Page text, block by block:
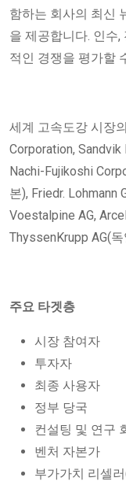
함하는 회사의 최신
을 제공합니다. 인수
적인 경쟁을 평가할
세계 고속도강 시장
Corporation,
Nachi-Fujikoshi
본), Friedr. Lohmann
Voestalpine AG,
ThyssenKrupp AG(독
주요 타겟층
시장 참여자
투자자
최종 사용자
정부 당국
컨설팅 및 연구
벤처 자본가
부가가치 리셀러